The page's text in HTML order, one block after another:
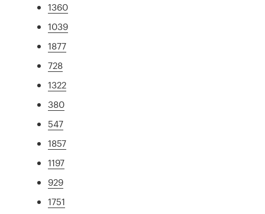
1360
1039
1877
728
1322
380
547
1857
1197
929
1751